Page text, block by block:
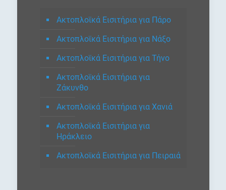
Ακτοπλοϊκά Εισιτήρια για Πάρο
Ακτοπλοϊκά Εισιτήρια για Νάξο
Ακτοπλοϊκά Εισιτήρια για Τήνο
Ακτοπλοϊκά Εισιτήρια για
Ζάκυνθο
Ακτοπλοϊκά Εισιτήρια για Χανιά
Ακτοπλοϊκά Εισιτήρια για
Ηράκλειο
Ακτοπλοϊκά Εισιτήρια για Πειραιά